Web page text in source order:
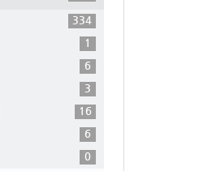
334
1
6
3
16
6
0